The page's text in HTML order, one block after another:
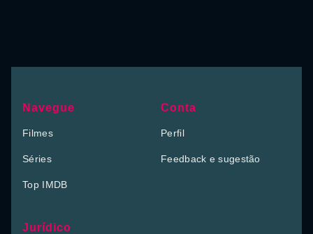
Navegue
Filmes
Séries
Top IMDB
Conta
Perfil
Feedback e sugestão
Jurídico